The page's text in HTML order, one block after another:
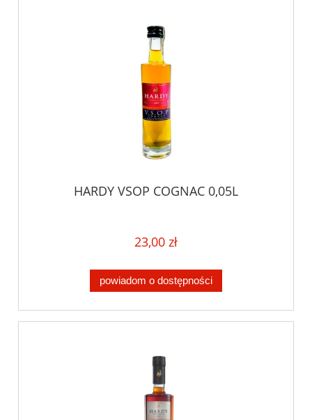
HARDY VSOP COGNAC 0,05L
23,00 zł
powiadom o dostępności